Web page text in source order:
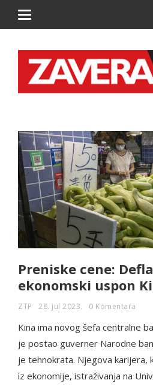
Preniske cene:
ekonomski uspon
ZTP 28. jul 2023. 0 Komentara
Kina ima novog šefa centralne
je postao guverner Narodne
je tehnokrata. Njegova karijera,
iz ekonomije, istraživanja na